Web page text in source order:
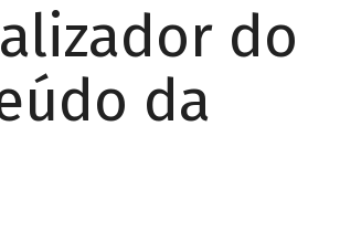
do
da